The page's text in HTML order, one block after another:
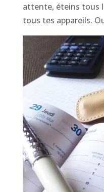
attente, éteins tous
tous tes appareils.